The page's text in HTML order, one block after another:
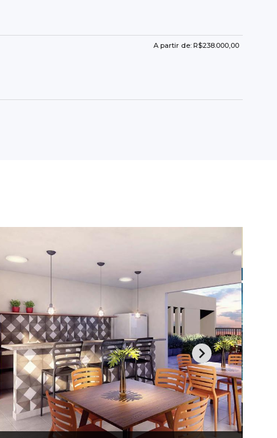
A partir de: R$238.000,00